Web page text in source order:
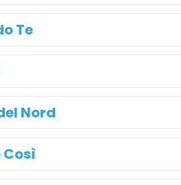
Te
Nord
Così